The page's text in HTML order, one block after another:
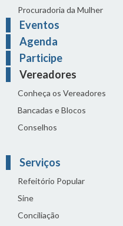
Procuradoria da Mulher
Eventos
Agenda
Participe
Vereadores
Conheça os Vereadores
Bancadas e Blocos
Conselhos
Serviços
Refeitório Popular
Sine
Conciliação